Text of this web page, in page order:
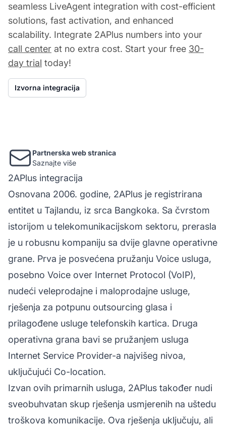
seamless LiveAgent integration with cost-efficient
solutions, fast activation, and enhanced
scalability. Integrate 2APlus numbers into your
call center at no extra cost. Start your free 30-
day trial today!
Izvorna integracija
Partnerska web stranica
Saznajte više
2APlus integracija
Osnovana 2006. godine, 2APlus je registrirana
entitet u Tajlandu, iz srca Bangkoka. Sa čvrstom
istorijom u telekomunikacijskom sektoru, prerasla
je u robusnu kompaniju sa dvije glavne operativne
grane. Prva je posvećena pružanju Voice usluga,
posebno Voice over Internet Protocol (VoIP),
nudeći veleprodajne i maloprodajne usluge,
rješenja za potpunu outsourcing glasa i
prilagođene usluge telefonskih kartica. Druga
operativna grana bavi se pružanjem usluga
Internet Service Provider-a najvišeg nivoa,
uključujući Co-location.
Izvan ovih primarnih usluga, 2APlus također nudi
sveobuhvatan skup rješenja usmjerenih na uštedu
troškova komunikacije. Ova rješenja uključuju, ali